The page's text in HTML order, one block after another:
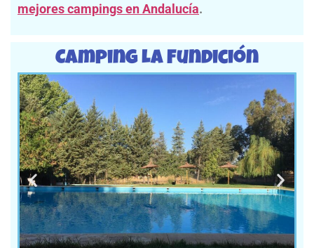
mejores campings en Andalucía.
Camping La Fundición